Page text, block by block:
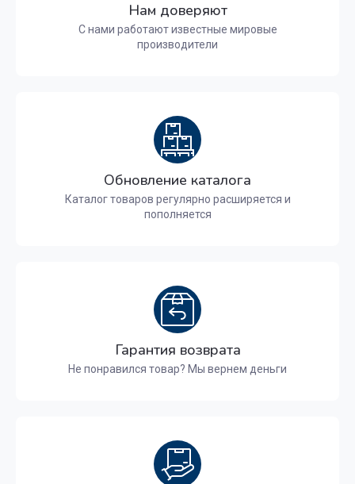
Нам доверяют
С нами работают известные мировые
производители
Обновление каталога
Каталог товаров регулярно расширяется и
пополняется
Гарантия возврата
Не понравился товар? Мы вернем деньги